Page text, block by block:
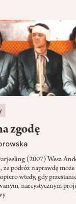
zgodę
(2007) Wesa
że podróż naprawdę
wtedy, gdy
narcystycznym